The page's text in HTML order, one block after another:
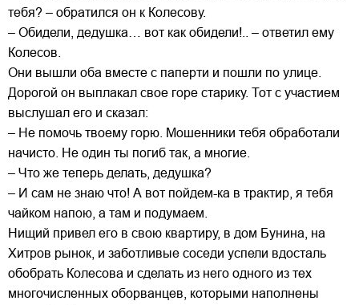
тебя? – обратился он к Колесову.
– Обидели, дедушка… вот как обидели!.. – ответил ему
Колесов.
Они вышли оба вместе с паперти и пошли по улице.
Дорогой он выплакал свое горе старику. Тот с участием
выслушал его и сказал:
– Не помочь твоему горю. Мошенники тебя обработали
начисто. Не один ты погиб так, а многие.
– Что же теперь делать, дедушка?
– И сам не знаю что! А вот пойдем-ка в трактир, я тебя
чайком напою, а там и подумаем.
Нищий привел его в свою квартиру, в дом Бунина, на
Хитров рынок, и заботливые соседи успели вдосталь
обобрать Колесова и сделать из него одного из тех
многочисленных оборванцев, которыми наполнены